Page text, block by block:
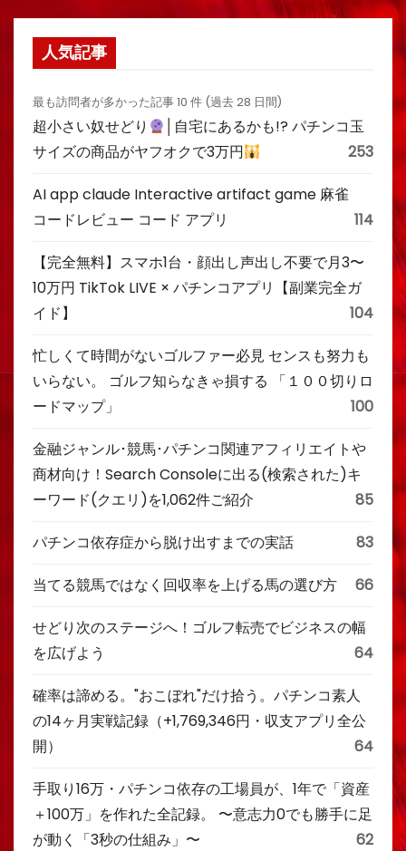
人気記事
最も訪問者が多かった記事 10 件 (過去 28 日間)
超小さい奴せどり
│自宅にあるかも!? パチンコ玉
サイズの商品がヤフオクで3万円
253
AI app claude Interactive artifact game 麻雀
コードレビュー コード アプリ
114
【完全無料】スマホ1台・顔出し声出し不要で月3〜
10万円 TikTok LIVE × パチンコアプリ【副業完全ガ
イド】
104
忙しくて時間がないゴルファー必見 センスも努力も
いらない。 ゴルフ知らなきゃ損する 「１００切りロ
ードマップ」
100
金融ジャンル･競馬･パチンコ関連アフィリエイトや
商材向け！Search Consoleに出る(検索された)キ
ーワード(クエリ)を1,062件ご紹介
85
パチンコ依存症から脱け出すまでの実話 83
当てる競馬ではなく回収率を上げる馬の選び方 66
せどり次のステージへ！ゴルフ転売でビジネスの幅
を広げよう
64
確率は諦める。"おこぼれ"だけ拾う。パチンコ素人
の14ヶ月実戦記録（+1,769,346円・収支アプリ全公
開）
64
手取り16万・パチンコ依存の工場員が、1年で「資産
＋100万」を作れた全記録。 〜意志力0でも勝手に足
が動く「3秒の仕組み」〜
62